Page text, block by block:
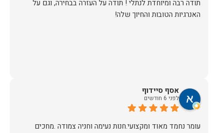
​תודה רבה ומיוחדת לנתלי ! תודה על העזרה בבחירה, וגם על
האנרגיות הטובות והחיוך שלה!
אסף סיידוף
לפני 6 חודשים
עומר נחמד מאוד ומקצועי.חנות נעימה וחניה צמודה .מחכים